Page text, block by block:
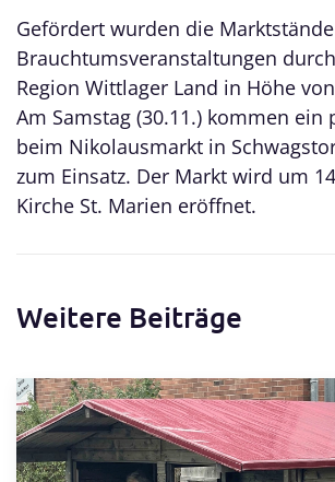
Gefördert wurden die
Brauchtumsveranstaltungen durch
Region Wittlager Land in Höhe
Am Samstag (30.11.) kommen ein
beim Nikolausmarkt in
zum Einsatz. Der Markt wird um
Kirche St. Marien eröffnet.
Weitere Beiträge